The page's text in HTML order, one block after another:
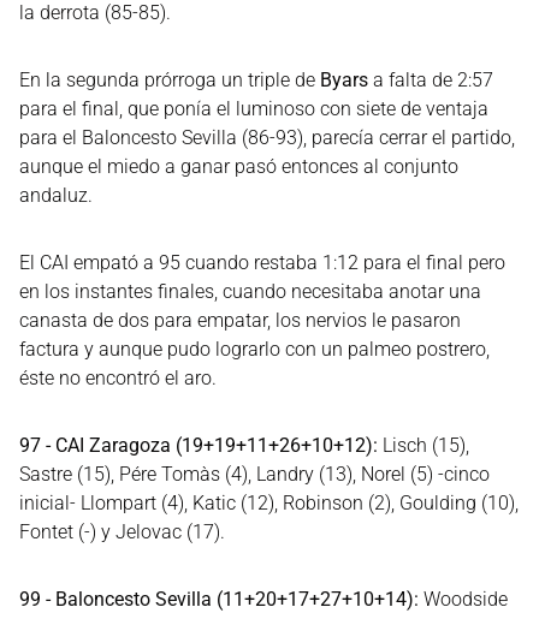
la derrota (85-85).
En la segunda prórroga un triple de Byars a falta de 2:57
para el final, que ponía el luminoso con siete de ventaja
para el Baloncesto Sevilla (86-93), parecía cerrar el partido,
aunque el miedo a ganar pasó entonces al conjunto
andaluz.
El CAI empató a 95 cuando restaba 1:12 para el final pero
en los instantes finales, cuando necesitaba anotar una
canasta de dos para empatar, los nervios le pasaron
factura y aunque pudo lograrlo con un palmeo postrero,
éste no encontró el aro.
97 - CAI Zaragoza (19+19+11+26+10+12): Lisch (15),
Sastre (15), Pére Tomàs (4), Landry (13), Norel (5) -cinco
inicial- Llompart (4), Katic (12), Robinson (2), Goulding (10),
Fontet (-) y Jelovac (17).
99 - Baloncesto Sevilla (11+20+17+27+10+14): Woodside